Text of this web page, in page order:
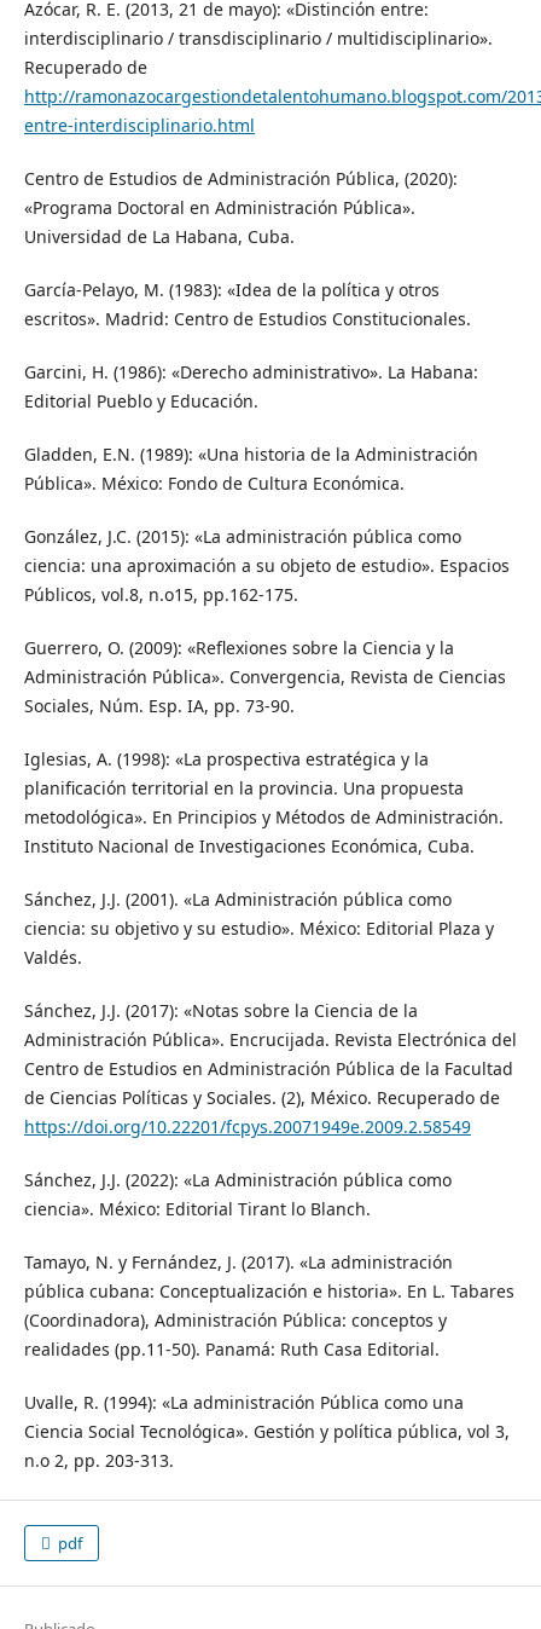
Azócar, R. E. (2013, 21 de mayo): «Distinción entre:
interdisciplinario / transdisciplinario / multidisciplinario».
Recuperado de
http://ramonazocargestiondetalentohumano.blogspot.com/
entre-interdisciplinario.html
Centro de Estudios de Administración Pública, (2020):
«Programa Doctoral en Administración Pública».
Universidad de La Habana, Cuba.
García-Pelayo, M. (1983): «Idea de la política y otros
escritos». Madrid: Centro de Estudios Constitucionales.
Garcini, H. (1986): «Derecho administrativo». La Habana:
Editorial Pueblo y Educación.
Gladden, E.N. (1989): «Una historia de la Administración
Pública». México: Fondo de Cultura Económica.
González, J.C. (2015): «La administración pública como
ciencia: una aproximación a su objeto de estudio». Espacios
Públicos, vol.8, n.o15, pp.162-175.
Guerrero, O. (2009): «Reflexiones sobre la Ciencia y la
Administración Pública». Convergencia, Revista de Ciencias
Sociales, Núm. Esp. IA, pp. 73-90.
Iglesias, A. (1998): «La prospectiva estratégica y la
planificación territorial en la provincia. Una propuesta
metodológica». En Principios y Métodos de Administración.
Instituto Nacional de Investigaciones Económica, Cuba.
Sánchez, J.J. (2001). «La Administración pública como
ciencia: su objetivo y su estudio». México: Editorial Plaza y
Valdés.
Sánchez, J.J. (2017): «Notas sobre la Ciencia de la
Administración Pública». Encrucijada. Revista Electrónica del
Centro de Estudios en Administración Pública de la Facultad
de Ciencias Políticas y Sociales. (2), México. Recuperado de
https://doi.org/10.22201/fcpys.20071949e.2009.2.58549
Sánchez, J.J. (2022): «La Administración pública como
ciencia». México: Editorial Tirant lo Blanch.
Tamayo, N. y Fernández, J. (2017). «La administración
pública cubana: Conceptualización e historia». En L. Tabares
(Coordinadora), Administración Pública: conceptos y
realidades (pp.11-50). Panamá: Ruth Casa Editorial.
Uvalle, R. (1994): «La administración Pública como una
Ciencia Social Tecnológica». Gestión y política pública, vol 3,
n.o 2, pp. 203-313.
pdf